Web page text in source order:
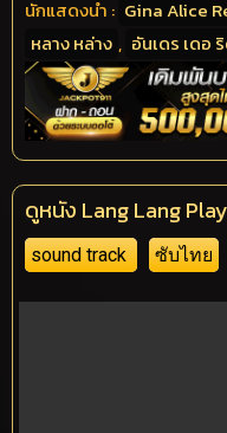
นักแสดงนำ : Gina Alice
หลาง หล่าง , อันเดร เดอ
ดูหนัง Lang Lang
sound track ซับไทย